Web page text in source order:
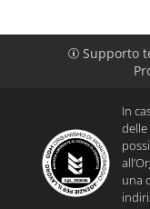
p Supporto
In
una